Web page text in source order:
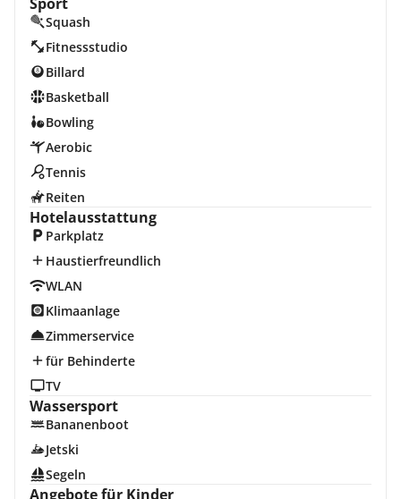
Squash
Fitnessstudio
Billard
Basketball
Bowling
Aerobic
Tennis
Reiten
Hotelausstattung
Parkplatz
Haustierfreundlich
WLAN
Klimaanlage
Zimmerservice
für Behinderte
TV
Wassersport
Bananenboot
Jetski
Segeln
Angebote für Kinder